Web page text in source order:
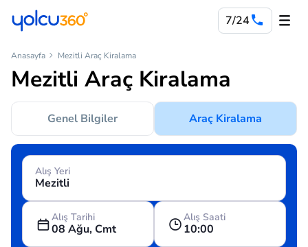
7/24
Anasayfa Mezitli Araç Kiralama
Mezitli Araç Kiralama
Genel Bilgiler Araç Kiralama
Alış Yeri
Alış Tarihi
08 Ağu, Cmt
Alış Saati
10:00